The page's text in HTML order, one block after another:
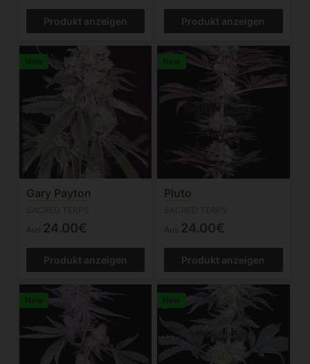
Produkt anzeigen Produkt anzeigen
New
Gary Payton
Aus 24.00€
Produkt anzeigen
New
Pluto
Aus 24.00€
Produkt anzeigen
New New